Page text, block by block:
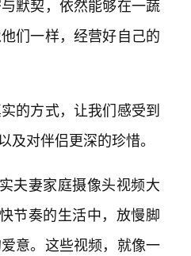
默契，依然能够在一蔬
们一样，经营好自己的
的方式，让我们感受到
对伴侣更深的珍惜。
夫妻家庭摄像头视频大
节奏的生活中，放慢脚
意。这些视频，就像一